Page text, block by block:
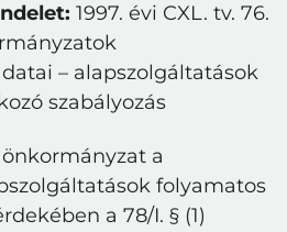
1997. évi CXL. tv. 76.
– alapszolgáltatások
szabályozás
önkormányzat a
folyamatos
a 78/I. § (1)